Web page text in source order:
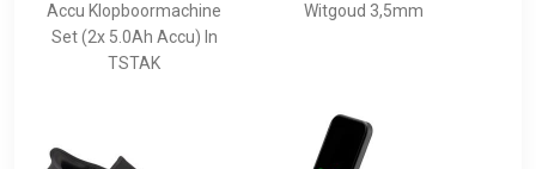
Accu Klopboormachine
Set (2x 5.0Ah Accu) In
TSTAK
Witgoud 3,5mm